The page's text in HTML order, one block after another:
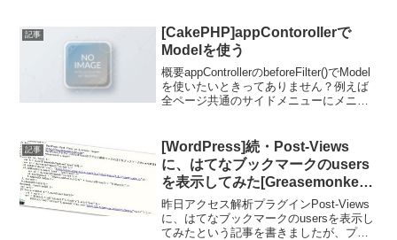
であるところの人とのコミュニケ...
記事
[CakePHP]appContorollerで
Modelを使う
概要appControllerのbeforeFilter()でModel
を使いたいときってありません？例えば
全ページ共通のサイドメニューにメニュ
>Mod...
記事
[WordPress]続・Post-Views
に、はてなブックマークのusers
を表示してみた[Greasemonkey
版]
昨日アクセス解析プラグインPost-Views
に、はてなブックマークのusersを表示し
てみたという記事を書きましたが、プラ